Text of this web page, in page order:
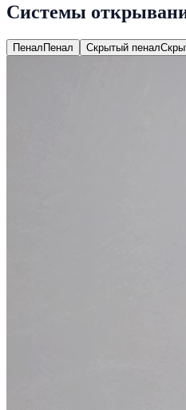
Системы
Пенал Пенал Скрытый пенал